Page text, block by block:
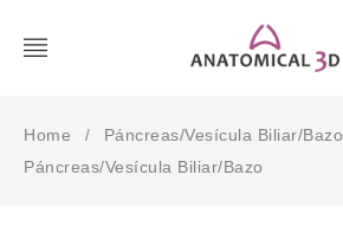
Home / Páncreas/Vesícula Biliar/Bazo
Páncreas/Vesícula Biliar/Bazo